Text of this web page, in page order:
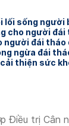
lối sống người
cho người
người đái tháo
ngừa đái
thiện sức
Điều trị Cân